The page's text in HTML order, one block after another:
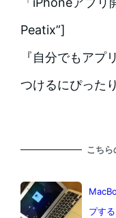
Peatix”]
『自分でもアプ
つけるにぴった
こちら
プす